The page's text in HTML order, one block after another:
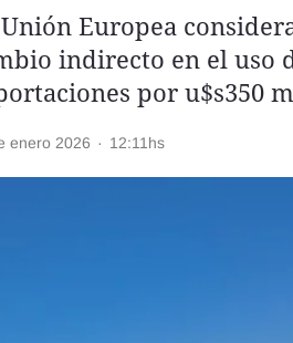
Europea
indirecto en el uso
por u$s350
enero 2026 · 12:11hs